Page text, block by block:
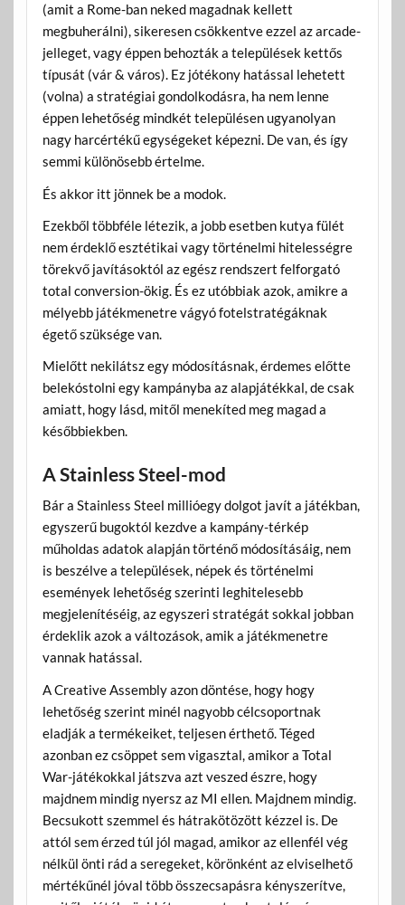
(amit a Rome-ban neked magadnak kellett
megbuherálni), sikeresen csökkentve ezzel az arcade-
jelleget, vagy éppen behozták a települések kettős
típusát (vár & város). Ez jótékony hatással lehetett
(volna) a stratégiai gondolkodásra, ha nem lenne
éppen lehetőség mindkét településen ugyanolyan
nagy harcértékű egységeket képezni. De van, és így
semmi különösebb értelme.
És akkor itt jönnek be a modok.
Ezekből többféle létezik, a jobb esetben kutya fülét
nem érdeklő esztétikai vagy történelmi hitelességre
törekvő javításoktól az egész rendszert felforgató
total conversion-ökig. És ez utóbbiak azok, amikre a
mélyebb játékmenetre vágyó fotelstratégáknak
égető szüksége van.
Mielőtt nekilátsz egy módosításnak, érdemes előtte
belekóstolni egy kampányba az alapjátékkal, de csak
amiatt, hogy lásd, mitől menekíted meg magad a
későbbiekben.
A Stainless Steel-mod
Bár a Stainless Steel millióegy dolgot javít a játékban,
egyszerű bugoktól kezdve a kampány-térkép
műholdas adatok alapján történő módosításáig, nem
is beszélve a települések, népek és történelmi
események lehetőség szerinti leghitelesebb
megjelenítéséig, az egyszeri stratégát sokkal jobban
érdeklik azok a változások, amik a játékmenetre
vannak hatással.
A Creative Assembly azon döntése, hogy hogy
lehetőség szerint minél nagyobb célcsoportnak
eladják a termékeiket, teljesen érthető. Téged
azonban ez csöppet sem vigasztal, amikor a Total
War-játékokkal játszva azt veszed észre, hogy
majdnem mindig nyersz az MI ellen. Majdnem mindig.
Becsukott szemmel és hátrakötözött kézzel is. De
attól sem érzed túl jól magad, amikor az ellenfél vég
nélkül önti rád a seregeket, körönként az elviselhető
mértékűnél jóval több összecsapásra kényszerítve,